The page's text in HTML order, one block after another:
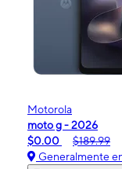
Motorola
moto g - 2026
$0.00
$189.99
Generalmente